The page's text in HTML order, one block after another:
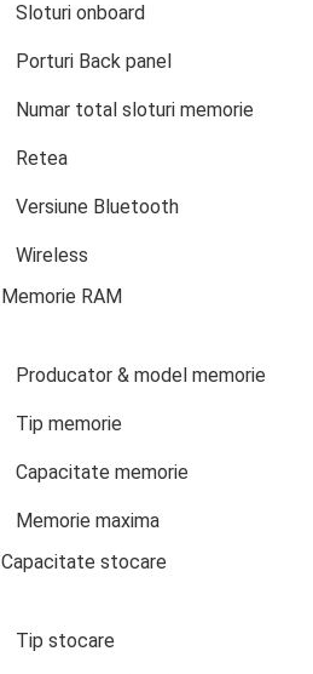
Sloturi onboard
Porturi Back panel
Numar total sloturi memorie
Retea
Versiune Bluetooth
Wireless
Memorie RAM
Producator & model memorie
Tip memorie
Capacitate memorie
Memorie maxima
Capacitate stocare
Tip stocare